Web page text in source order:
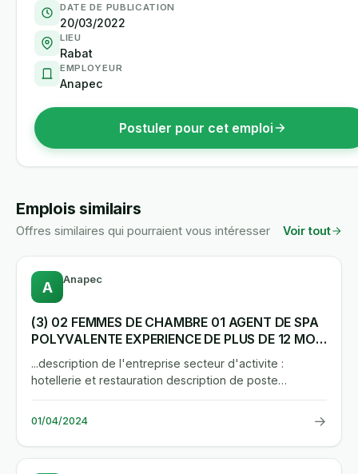
DATE DE PUBLICATION
20/03/2022
LIEU
Rabat
EMPLOYEUR
Anapec
Postuler pour cet emploi
Emplois similairs
Offres similaires qui pourraient vous intéresser Voir tout
A Anapec
(3) 02 FEMMES DE CHAMBRE 01 AGENT DE SPA
POLYVALENTE EXPERIENCE DE PLUS DE 12 MOIS
LOGEMENT ASSURE PAR L'EMPLOYEUR
...description de l'entreprise secteur d'activite :
hotellerie et restauration description de poste
competences : remettre...
01/04/2024 →